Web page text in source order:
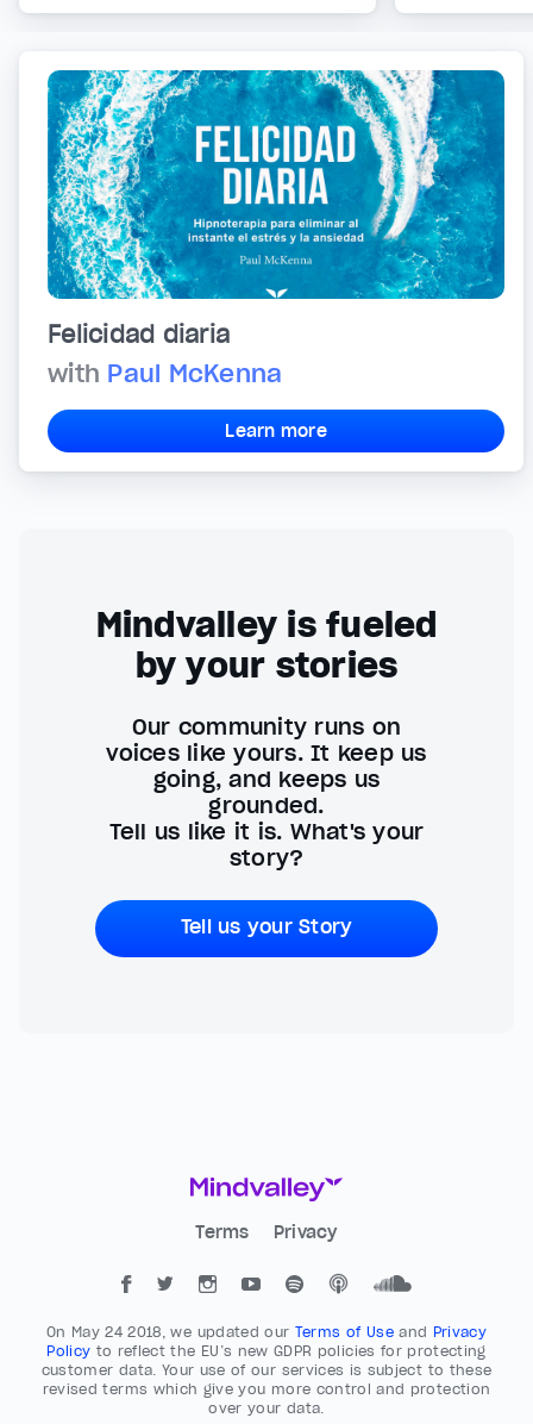
Felicidad diaria
with Paul McKenna
Learn more
Mindvalley is fueled
by your stories
Our community runs on
voices like yours. It keep us
going, and keeps us
grounded.
Tell us like it is. What's your
story?
Tell us your Story
Terms Privacy
On May 24 2018, we updated our Terms of Useand Privacy
Policy to reflect the EU’s new GDPR policies for protecting
customer data. Your use of our services is subject to these
revised terms which give you more control and protection
over your data.